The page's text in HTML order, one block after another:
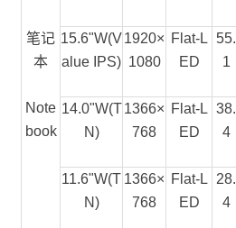
笔记
本
Note
book
15.6"W(V
alue IPS)
1920×
1080
Flat-L
ED
55.
1
14.0"W(T
N)
1366×
768
Flat-L
ED
38.
4
11.6"W(T
N)
1366×
768
Flat-L
ED
28.
4